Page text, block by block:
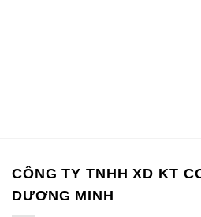
CÔNG TY TNHH XD KT
DƯƠNG MINH